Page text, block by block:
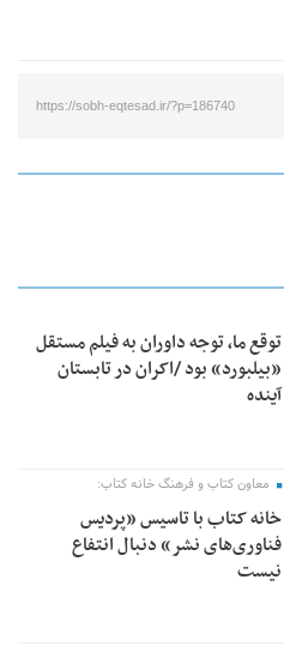
https://sobh-eqtesad.ir/?p=186740
توقع ما، توجه داوران به فیلم مستقل
«بیلبورد» بود /اکران در تابستان
آینده
معاون کتاب و فرهنگ خانه کتاب:
خانه کتاب با تاسیس «پردیس
فناوری‌های نشر» دنبال انتفاع
نیست